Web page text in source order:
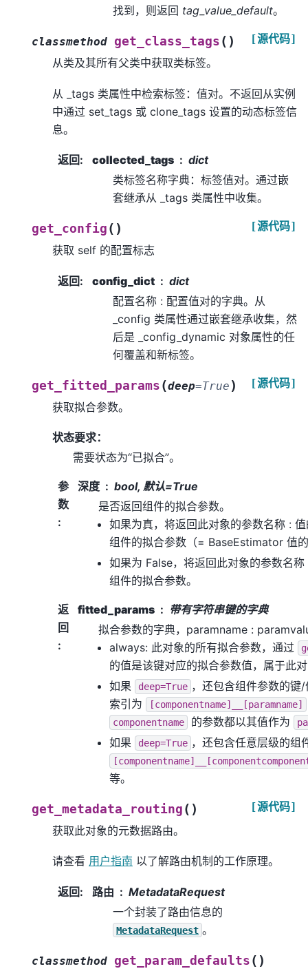
找到，则返回 tag_value_default。
classmethod get_class_tags ( ) [源代码]
从类及其所有父类中获取类标签。
从 _tags 类属性中检索标签：值对。不返回从实例
中通过 set_tags 或 clone_tags 设置的动态标签信
息。
返回: collected_tags
dict
类标签名称字典：标签值对。通过嵌
套继承从 _tags 类属性中收集。
get_config ( ) [源代码]
获取 self 的配置标志
返回: config_dict
dict
配置名称 : 配置值对的字典。从
_config 类属性通过嵌套继承收集，然
后是 _config_dynamic 对象属性的任
何覆盖和新标签。
get_fitted_params (deep=True ) [源代码]
获取拟合参数。
状态要求：
需要状态为“已拟合”。
参
数
:
深度
bool, 默认=True
是否返回组件的拟合参数。
如果为真，将返回此对象的参数名称 :
组件的拟合参数（= BaseEstimator 值
如果为 False，将返回此对象的参数名
组件的拟合参数。
返
回
:
fitted_params
带有字符串键的字典
拟合参数的字典，paramname :
always: 此对象的所有拟合参数，通过
的值是该键对应的拟合参数值，属于此
如果
deep=True ，还包含组件参数的键
索引为
[componentname]__[paramname]
componentname 的参数都以其值作为
如果 deep=True ，还包含任意层级的组
等。
get_metadata_routing ( ) [源代码]
获取此对象的元数据路由。
请查看 用户指南 以了解路由机制的工作原理。
返回: 路由
MetadataRequest
一个封装了路由信息的
MetadataRequest 。
classmethod get_param_defaults ( )